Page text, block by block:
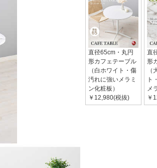
直径65cm・丸円
形カフェテーブル
（白ホワイト・傷
汚れに強いメラミ
ン化粧板）
￥12,980(税抜)
直
形
（
ト
メ
￥